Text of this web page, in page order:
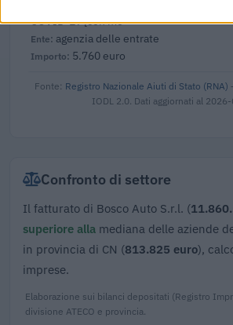
COVID-19 [con mo
agenzia delle entrate
5.760 euro
Fonte: Registro Nazionale Aiuti di Stato (RNA)
IODL 2.0. Dati aggiornati al 2026-
Confronto di settore
Il fatturato di Bosco Auto S.r.l. (
superiore alla mediana delle aziende
in provincia di CN (813.825 euro),
imprese.
Elaborazione sui bilanci depositati (Registro
divisione ATECO e provincia.